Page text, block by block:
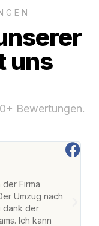
uns
Bewertungen.
Firma
Umzug nach
dank der
Ich kann